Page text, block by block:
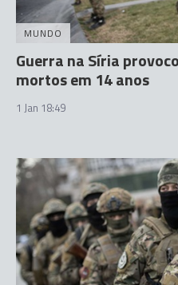
MUNDO
Guerra na Síria
mortos em 14 anos
1 Jan 18:49